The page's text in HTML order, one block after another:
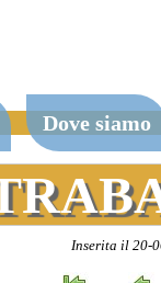
Dove siamo
Inserita il 20-